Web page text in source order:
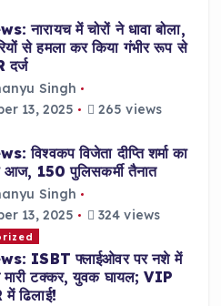
नारायच में चोरों ने धावा बोला,
से हमला कर किया गंभीर रूप से
दर्ज
Singh
13, 2025
265 views
विश्वकप विजेता दीप्ति शर्मा का
आज, 150 पुलिसकर्मी तैनात
Singh
13, 2025
324 views
ISBT फ्लाईओवर पर नशे में
मारी टक्कर, युवक घायल; VIP
ढिलाई!